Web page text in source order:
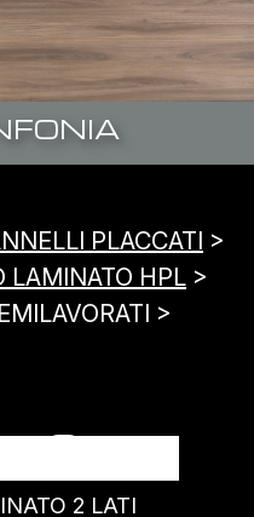
PLACCATI >
LAMINATO HPL >
>
2 LATI